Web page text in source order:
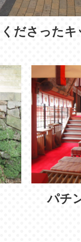
ださったキ
パチ